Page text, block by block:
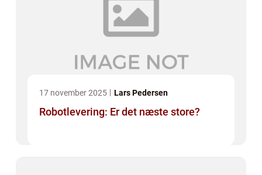
17 november 2025 Lars Pedersen
Robotlevering: Er det næste store?